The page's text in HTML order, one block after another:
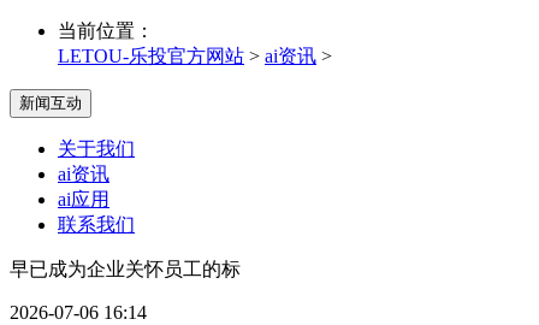
当前位置：
LETOU-乐投官方网站 > ai资讯 >
新闻互动
关于我们
ai资讯
ai应用
联系我们
早已成为企业关怀员工的标
2026-07-06 16:14